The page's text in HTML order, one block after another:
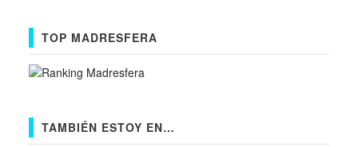
TOP MADRESFERA
TAMBIÉN ESTOY EN…